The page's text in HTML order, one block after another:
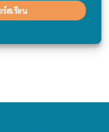
สเรียน